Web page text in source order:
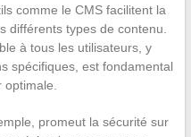
comme le CMS facilitent la
différents types de contenu.
à tous les utilisateurs, y
spécifiques, est fondamental
optimale.
promeut la sécurité sur